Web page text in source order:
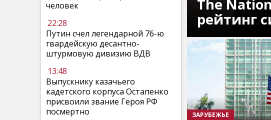
человек
22:28
Путин счел легендарной 76-ю
гвардейскую десантно-
штурмовую дивизию ВДВ
13:48
Выпускнику казачьего
кадетского корпуса Остапенко
присвоили звание Героя РФ
посмертно
The
рейтинг
ЗАРУБЕЖЬЕ